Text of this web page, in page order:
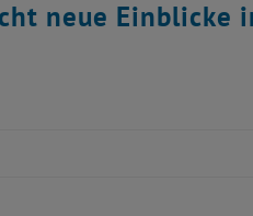
neue Einblicke